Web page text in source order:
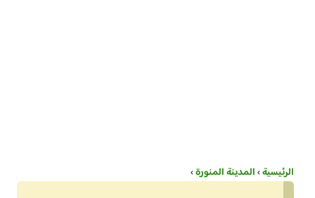
الرئيسية›المدينة المنورة›